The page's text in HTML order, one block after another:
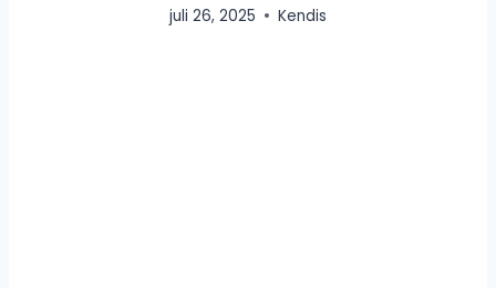
juli 26, 2025 Kendis